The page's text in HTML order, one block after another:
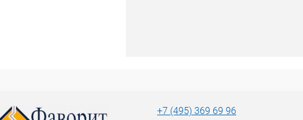
+7 (495) 369 69 96